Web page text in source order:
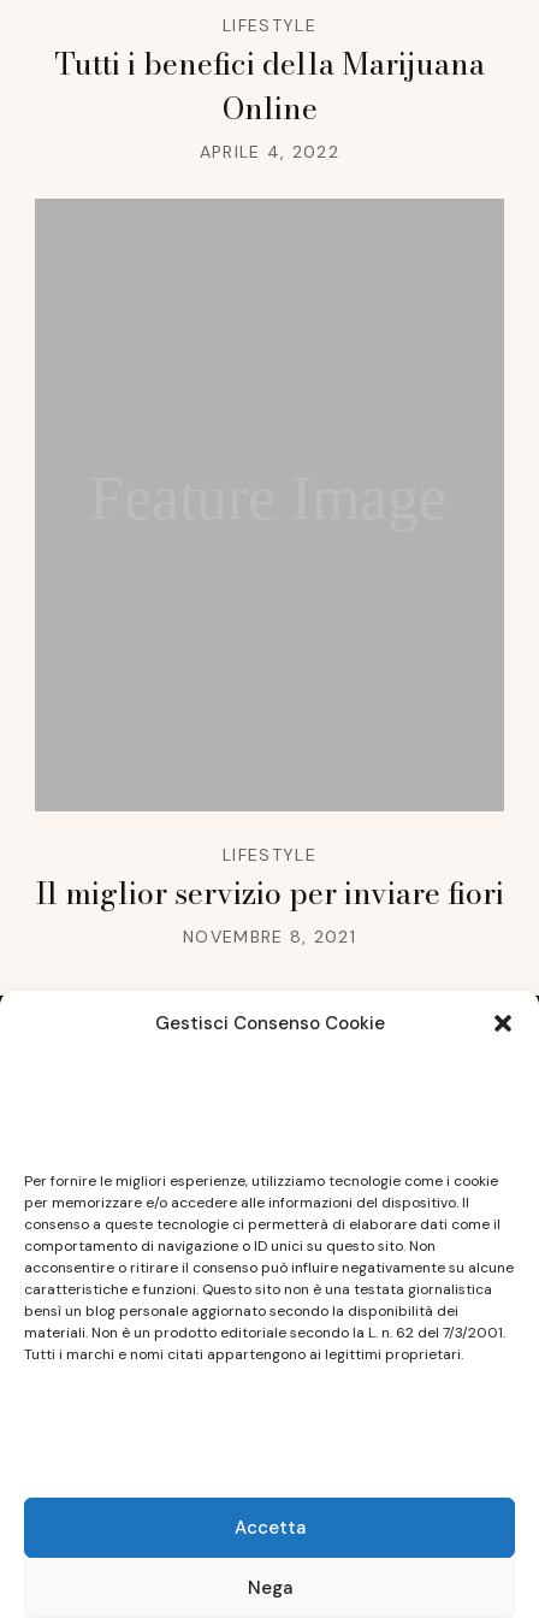
Gestisci Consenso Cookie
Per fornire le migliori esperienze, utilizziamo tecnologie come i cookie
per memorizzare e/o accedere alle informazioni del dispositivo. Il
consenso a queste tecnologie ci permetterà di elaborare dati come il
comportamento di navigazione o ID unici su questo sito. Non
acconsentire o ritirare il consenso può influire negativamente su alcune
caratteristiche e funzioni. Questo sito non è una testata giornalistica
bensì un blog personale aggiornato secondo la disponibilità dei
materiali. Non è un prodotto editoriale secondo la L. n. 62 del 7/3/2001.
Tutti i marchi e nomi citati appartengono ai legittimi proprietari.
Accetta
Nega
LIFESTYLE
Tutti i benefici della Marijuana
Online
APRILE 4, 2022
LIFESTYLE
Il miglior servizio per inviare fiori
NOVEMBRE 8, 2021
non ha carattere periodico essendo aggiornato
secondo la disponibilità e la reperibilità dei materiali.
Pertanto non può essere considerato in alcun modo
un prodotto editoriale ai sensi della L. n. 62 del
7/3/2001. Tutti i marchi riportati appartengono ai
legittimi proprietari; marchi di terzi, nomi di prodotti,
tecnici, in totale rispetto della normativa europea.
Maggiori dettagli alla pagina: